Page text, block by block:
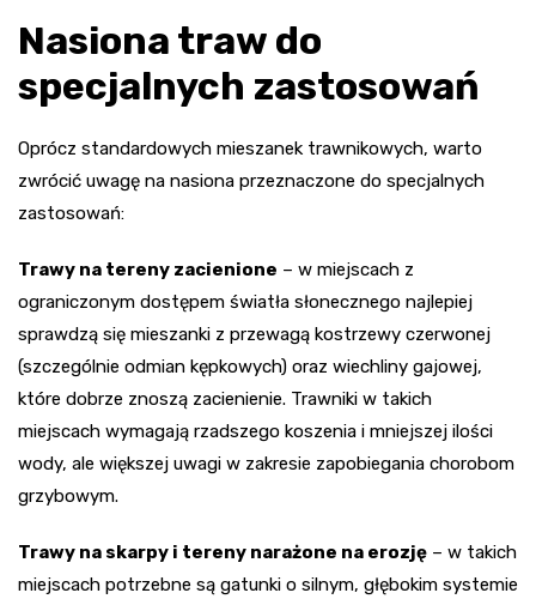
Nasiona traw do
specjalnych zastosowań
Oprócz standardowych mieszanek trawnikowych, warto
zwrócić uwagę na nasiona przeznaczone do specjalnych
zastosowań:
Trawy na tereny zacienione – w miejscach z
ograniczonym dostępem światła słonecznego najlepiej
sprawdzą się mieszanki z przewagą kostrzewy czerwonej
(szczególnie odmian kępkowych) oraz wiechliny gajowej,
które dobrze znoszą zacienienie. Trawniki w takich
miejscach wymagają rzadszego koszenia i mniejszej ilości
wody, ale większej uwagi w zakresie zapobiegania chorobom
grzybowym.
Trawy na skarpy i tereny narażone na erozję – w takich
miejscach potrzebne są gatunki o silnym, głębokim systemie